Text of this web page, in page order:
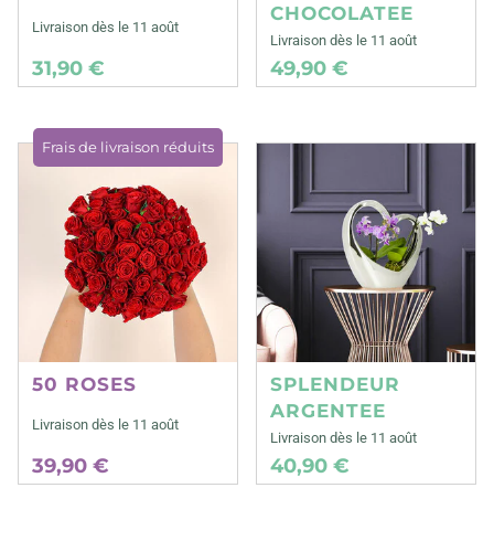
Livraison dès le 11 août
31,90 €
CHOCOLATEE
Livraison dès le 11 août
49,90 €
Frais de livraison réduits
50 ROSES
Livraison dès le 11 août
39,90 €
SPLENDEUR
ARGENTEE
Livraison dès le 11 août
40,90 €